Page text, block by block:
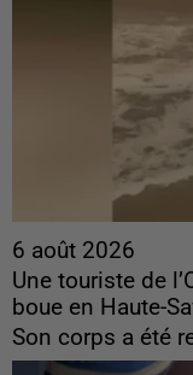
6 août 2026
Une touriste de
boue en Haute-
Son corps a été